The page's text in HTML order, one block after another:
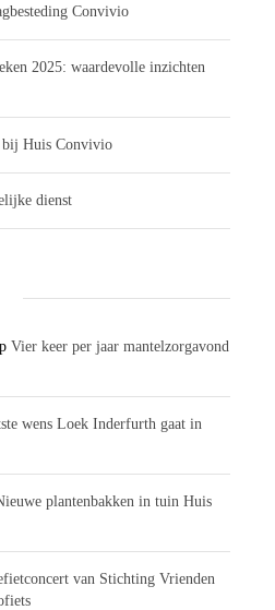
Convivio
2025: waardevolle inzichten
bij Huis Convivio
dienst
Vier keer per jaar mantelzorgavond
wens Loek Inderfurth gaat in
plantenbakken in tuin Huis
van Stichting Vrienden